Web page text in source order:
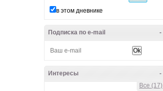
в этом дневнике
-
Подписка по e-mail
-
Интересы
Все (17)